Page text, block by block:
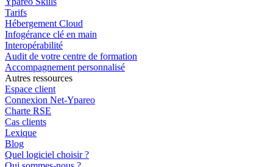
Tarifs
Hébergement Cloud
Infogérance clé en main
Interopérabilité
Audit de votre centre de formation
Accompagnement personnalisé
Autres ressources
Espace client
Connexion Net-Ypareo
Charte RSE
Cas clients
Lexique
Blog
Quel logiciel choisir ?